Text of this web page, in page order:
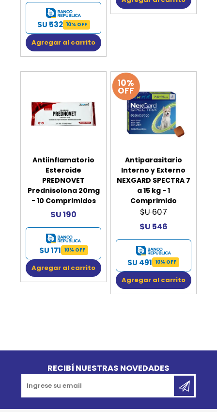
$U 532 10% OFF
Agregar al carrito
Antiinflamatorio
Esteroide
PREDNOVET
Prednisolona 20mg
- 10 Comprimidos
$U 190
$U 171 10% OFF
Agregar al carrito
10%
OFF
Antiparasitario
Interno y Externo
NEXGARD SPECTRA 7
a 15 kg - 1
Comprimido
$U 607
$U 546
$U 491 10% OFF
Agregar al carrito
RECIBÍ NUESTRAS NOVEDADES